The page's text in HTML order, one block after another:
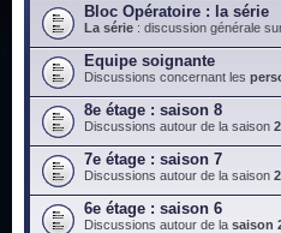
Bloc Opératoire : la série
La série : discussion générale
Equipe soignante
Discussions concernant les
8e étage : saison 8
Discussions autour de la saison
7e étage : saison 7
Discussions autour de la saison
6e étage : saison 6
Discussions autour de la saison